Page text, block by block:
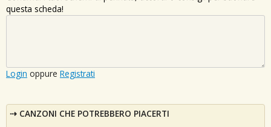
questa scheda!
Login oppure Registrati
CANZONI CHE POTREBBERO PIACERTI